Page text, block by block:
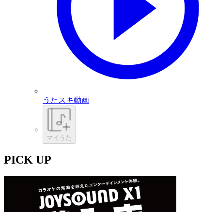
うたスキ動画
マイうた
PICK UP